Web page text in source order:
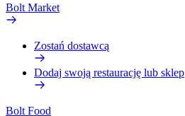
Bolt Market
Zostań dostawcą
Dodaj swoją restaurację lub sklep
Bolt Food